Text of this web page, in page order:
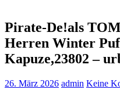
Pirate-De!als
Herren Winter
Kapuze,23802 –
26. März 2026 admin Keine